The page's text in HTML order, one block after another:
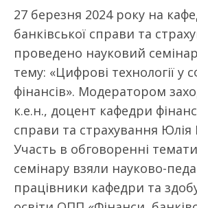
27 березня 2024 року на
банківської справи та
проведено науковий
тему: «Цифрові технології у
фінансів». Модератором
к.е.н., доцент кафедри
справи та страхування Юлія
Участь в обговоренні
семінару взяли науково-
працівники кафедри та